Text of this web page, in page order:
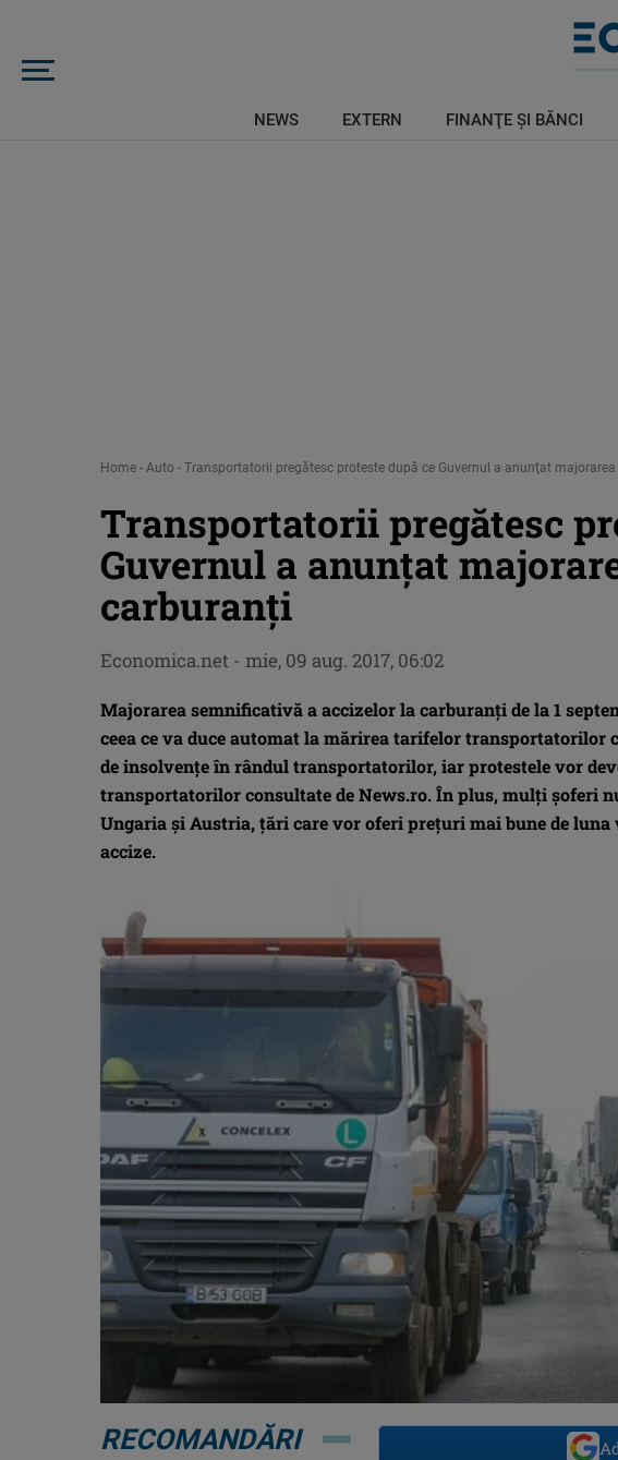
NEWS EXTERN FINANŢE ŞI BĂNCI
Home - Auto - Transportatorii pregătesc proteste după ce Guvernul a anunţat
Transportatorii pregătesc
Guvernul a anunţat
carburanţi
Majorarea semnificativă a accizelor la carburanţi de la 1
ceea ce va duce automat la mărirea tarifelor transportatorilor
de insolvenţe în rândul transportatorilor, iar protestele vor
transportatorilor consultate de News.ro. În plus, mulţi şoferi
Ungaria şi Austria, ţări care vor oferi preţuri mai bune de
accize.
Economica.net - mie, 09 aug. 2017, 06:02
RECOMANDĂRI